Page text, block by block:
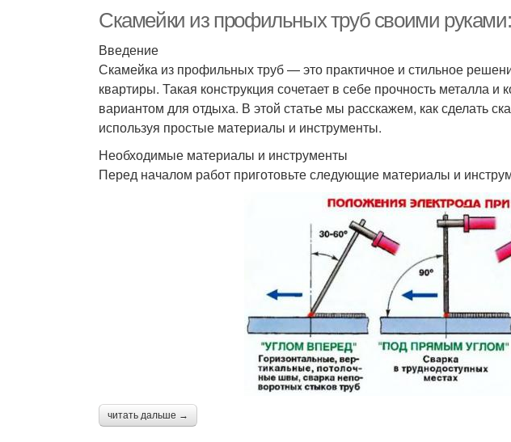
Скамейки из профильных труб своими
Введение
Скамейка из профильных труб — это практичное и стильное
квартиры. Такая конструкция сочетает в себе прочность металла
вариантом для отдыха. В этой статье мы расскажем, как сделать
используя простые материалы и инструменты.
Необходимые материалы и инструменты
Перед началом работ приготовьте следующие материалы и
читать дальше →